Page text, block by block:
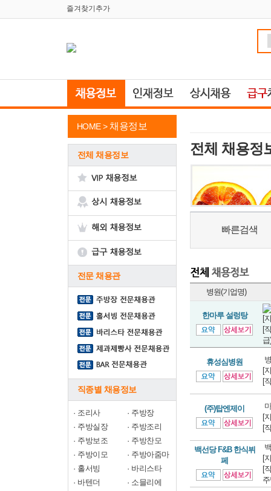
즐겨찾기추가
HOME > 채용정보
전체 채용정보
전문 채용관
직종별 채용정보
· 조리사 · 주방장
· 주방실장 · 주방조리
· 주방보조 · 주방찬모
· 주방이모 · 주방아줌마
· 홀서빙 · 바리스타
· 바텐더 · 소믈리에
전체 채용정
빠른검색
병원(기업명)
한마루 설렁탕
[
[
급)
휴성심병원
[
[
(주)탑엔제이
[
[
백선당 F&B 한식뷔
페
[
[